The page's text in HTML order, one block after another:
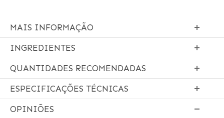
MAIS INFORMAÇÃO
INGREDIENTES
QUANTIDADES RECOMENDADAS
ESPECIFICAÇÕES TÉCNICAS
OPINIÕES